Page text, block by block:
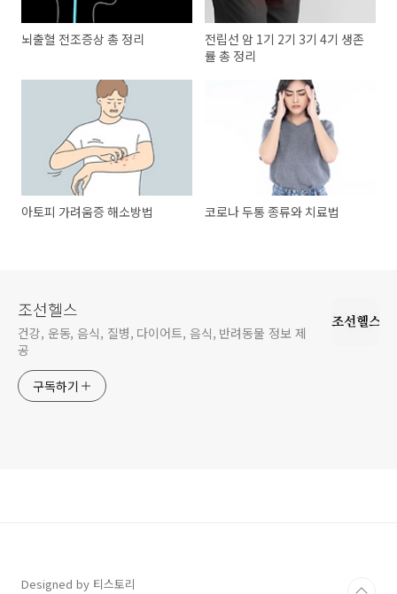
뇌출혈 전조증상 총 정리
전립선 암 1기 2기 3기 4기 생존
률 총 정리
아토피 가려움증 해소방법 코로나 두통 종류와 치료법
조선헬스
건강, 운동, 음식, 질병, 다이어트, 음식, 반려동물 정보 제
공
구독하기
Designed by 티스토리